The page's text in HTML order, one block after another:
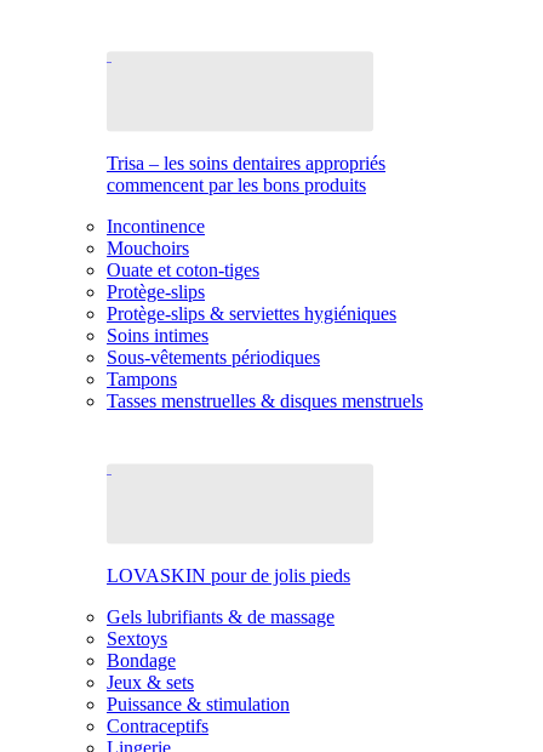
Trisa – les soins dentaires appropriés
commencent par les bons produits
Incontinence
Mouchoirs
Ouate et coton-tiges
Protège-slips
Protège-slips & serviettes hygiéniques
Soins intimes
Sous-vêtements périodiques
Tampons
Tasses menstruelles & disques menstruels
LOVASKIN pour de jolis pieds
Gels lubrifiants & de massage
Sextoys
Bondage
Jeux & sets
Puissance & stimulation
Contraceptifs
Lingerie